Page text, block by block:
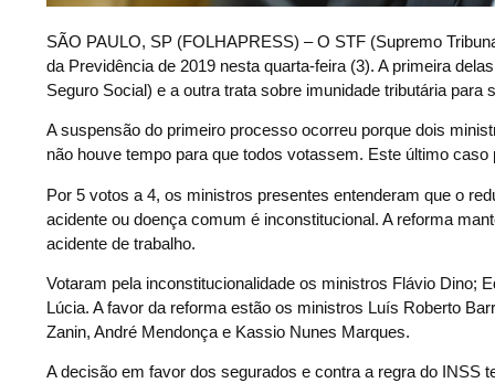
SÃO PAULO, SP (FOLHAPRESS) – O STF (Supremo
da Previdência de 2019 nesta quarta-feira (3). A primeira
Seguro Social) e a outra trata sobre imunidade tributária
A suspensão do primeiro processo ocorreu porque dois
não houve tempo para que todos votassem. Este último
Por 5 votos a 4, os ministros presentes entenderam que o
acidente ou doença comum é inconstitucional. A reforma
acidente de trabalho.
Votaram pela inconstitucionalidade os ministros Flávio Dino;
Lúcia. A favor da reforma estão os ministros Luís Roberto
Zanin, André Mendonça e Kassio Nunes Marques.
A decisão em favor dos segurados e contra a regra do INSS